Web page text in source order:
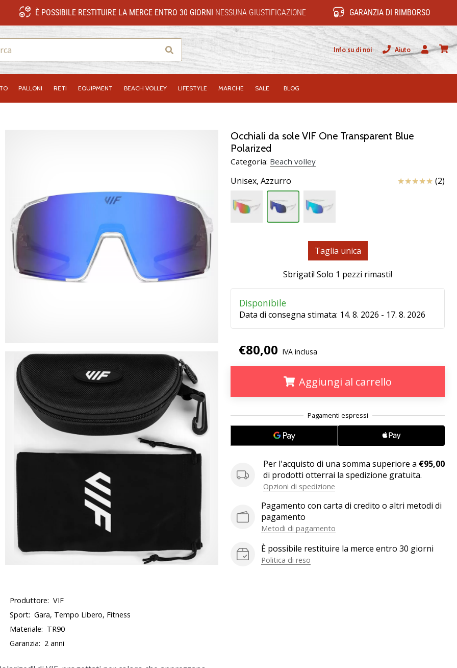
È POSSIBILE RESTITUIRE LA MERCE ENTRO 30 GIORNI NESSUNA GIUSTIFICAZIONE GARANZIA DI RIMBORSO
Ricerca Info su di noi
Aiuto
Utente
PALLONI RETI EQUIPMENT BEACH VOLLEY LIFESTYLE MARCHE SALE BLOG
Occhiali da sole VIF One Transparent Blue
Polarized
Categoria: Beach volley
Unisex, Azzurro Recensioni(2)
Taglia unica
Sbrigati! Solo 1 pezzi rimasti!
Disponibile
Data di consegna stimata: 14. 8. 2026 - 17. 8. 2026
€80,00 IVA inclusa
Aggiungi al carrello
Per l'acquisto di una somma superiore a €95,00
di prodotti otterrai la spedizione gratuita.
Opzioni di spedizione
Pagamento con carta di credito o altri metodi di
pagamento
Metodi di pagamento
È possibile restituire la merce entro 30 giorni
Politica di reso
Produttore: VIF
Sport: Gara, Tempo Libero, Fitness
Materiale: TR90
Garanzia: 2 anni